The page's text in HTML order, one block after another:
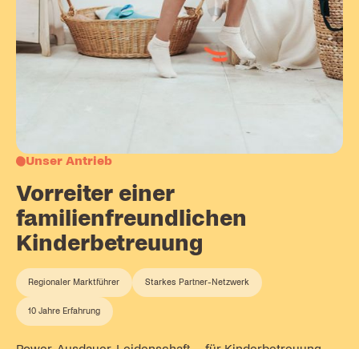
Unser Antrieb
Vorreiter einer
familienfreundlichen
Kinderbetreuung
Regionaler Marktführer Starkes Partner-Netzwerk
10 Jahre Erfahrung